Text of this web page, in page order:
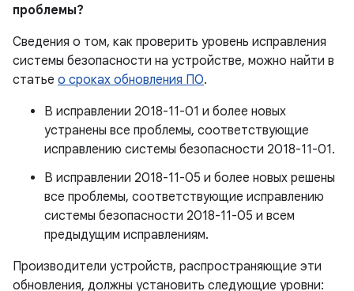
проблемы?
Сведения о том, как проверить уровень исправления
системы безопасности на устройстве, можно найти в
статье о сроках обновления ПО.
В исправлении 2018-11-01 и более новых
устранены все проблемы, соответствующие
исправлению системы безопасности 2018-11-01.
В исправлении 2018-11-05 и более новых решены
все проблемы, соответствующие исправлению
системы безопасности 2018-11-05 и всем
предыдущим исправлениям.
Производители устройств, распространяющие эти
обновления, должны установить следующие уровни: